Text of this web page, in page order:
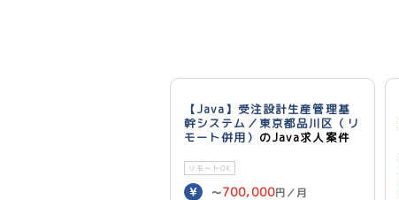
【Java】受注設計生産管理基
幹システム／東京都品川区（リ
モート併用） のJava求人案件
リモートOK
〜700,000円／月